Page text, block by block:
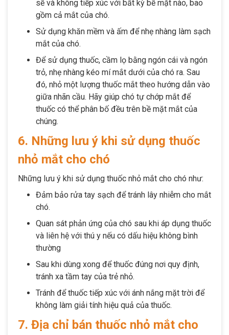
sẽ và không tiếp xúc với bất kỳ bề mặt nào, bao
gồm cả mắt của chó.
Sử dụng khăn mềm và ấm để nhẹ nhàng làm sạch
mắt của chó.
Để sử dụng thuốc, cầm lọ bằng ngón cái và ngón
trỏ, nhẹ nhàng kéo mí mắt dưới của chó ra. Sau
đó, nhỏ một lượng thuốc mắt theo hướng dẫn vào
giữa nhãn cầu. Hãy giúp chó tự chớp mắt để
thuốc có thể phân bố đều trên bề mặt mắt của
chúng.
6. Những lưu ý khi sử dụng thuốc
nhỏ mắt cho chó
Những lưu ý khi sử dụng thuốc nhỏ mắt cho chó như:
Đảm bảo rửa tay sạch để tránh lây nhiễm cho mắt
chó.
Quan sát phản ứng của chó sau khi áp dụng thuốc
và liên hệ với thú y nếu có dấu hiệu không bình
thường
Sau khi dùng xong để thuốc đúng nơi quy định,
tránh xa tầm tay của trẻ nhỏ.
Tránh để thuốc tiếp xúc với ánh nắng mặt trời để
không làm giải tính hiệu quả của thuốc.
7. Địa chỉ bán thuốc nhỏ mắt cho